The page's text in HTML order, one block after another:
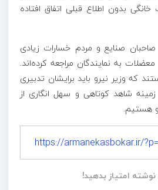
بدون اطلاع قبلی اتفاق افتاده
صاحبان صنایع و مردم خسارات زیادی
معضلات به نمایندگان مراجعه کرده‌اند.
که وزیر نیرو باید برایشان تدبیری
شاهد کوتاهی و سهل انگاری از
هستیم.
https://armanekasbokar.ir/
امتیاز بدهید!